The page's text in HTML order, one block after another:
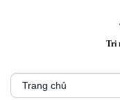
Tri